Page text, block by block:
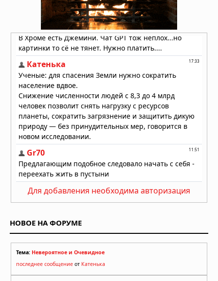
Для добавления необходима авторизация
НОВОЕ НА ФОРУМЕ
Тема: Невероятное и Очевидное
последнее сообщение от Катенька